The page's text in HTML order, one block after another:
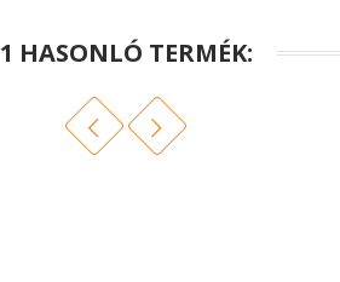
1 HASONLÓ TERMÉK: